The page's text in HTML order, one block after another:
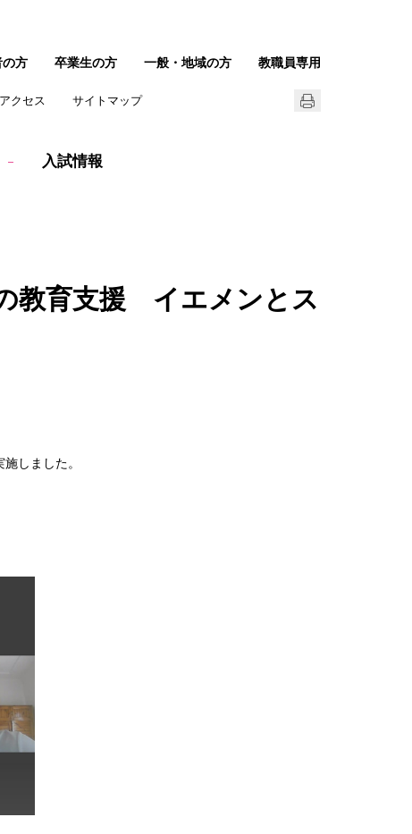
入試情報
クセス サイトマップ
の方 卒業生の方 一般・地域の方 教職員専用
教育支援 イエメンとス
しました。